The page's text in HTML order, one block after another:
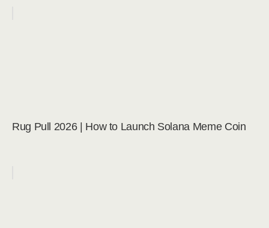
Rug Pull 2026 | How to Launch Solana Meme Coin